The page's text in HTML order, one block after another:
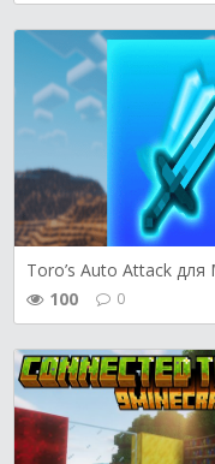
100
0